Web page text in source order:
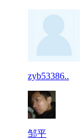
zyb53386..
邹平